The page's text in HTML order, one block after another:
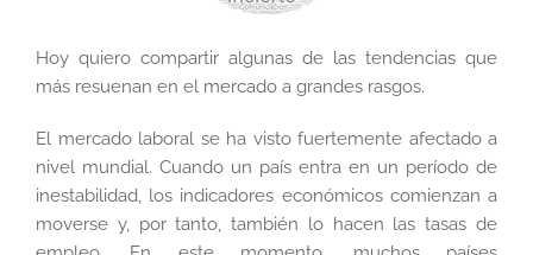
Hoy quiero compartir algunas de las tendencias que
más resuenan en el mercado a grandes rasgos.
El mercado laboral se ha visto fuertemente afectado a
nivel mundial. Cuando un país entra en un período de
inestabilidad, los indicadores económicos comienzan a
moverse y, por tanto, también lo hacen las tasas de